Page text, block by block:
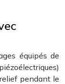
équipés de
pendant le